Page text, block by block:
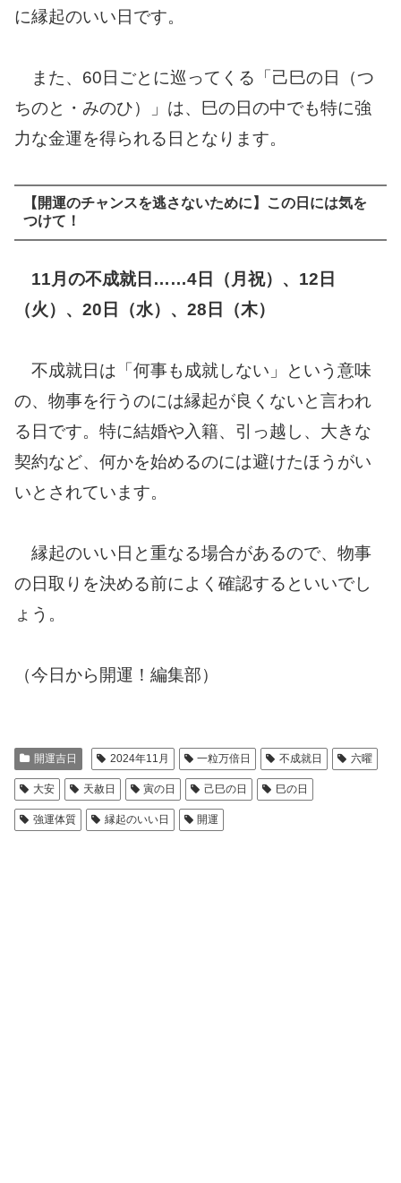
に縁起のいい日です。
また、60日ごとに巡ってくる「己巳の日（つ
ちのと・みのひ）」は、巳の日の中でも特に強
力な金運を得られる日となります。
【開運のチャンスを逃さないために】この日には気を
つけて！
11月の不成就日……4日（月祝）、12日
（火）、20日（水）、28日（木）
不成就日は「何事も成就しない」という意味
の、物事を行うのには縁起が良くないと言われ
る日です。特に結婚や入籍、引っ越し、大きな
契約など、何かを始めるのには避けたほうがい
いとされています。
縁起のいい日と重なる場合があるので、物事
の日取りを決める前によく確認するといいでし
ょう。
（今日から開運！編集部）
開運吉日 2024年11月 一粒万倍日 不成就日 六曜
大安 天赦日 寅の日 己巳の日 巳の日
強運体質 縁起のいい日 開運